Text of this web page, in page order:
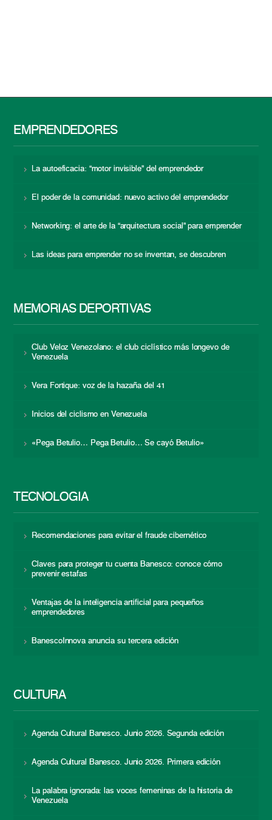
EMPRENDEDORES
La autoeficacia: “motor invisible” del emprendedor
El poder de la comunidad: nuevo activo del emprendedor
Networking: el arte de la “arquitectura social” para emprender
Las ideas para emprender no se inventan, se descubren
MEMORIAS DEPORTIVAS
Club Veloz Venezolano: el club ciclístico más longevo de
Venezuela
Vera Fortique: voz de la hazaña del 41
Inicios del ciclismo en Venezuela
«Pega Betulio… Pega Betulio… Se cayó Betulio»
TECNOLOGÍA
Recomendaciones para evitar el fraude cibernético
Claves para proteger tu cuenta Banesco: conoce cómo
prevenir estafas
Ventajas de la inteligencia artificial para pequeños
emprendedores
BanescoInnova anuncia su tercera edición
CULTURA
Agenda Cultural Banesco. Junio 2026. Segunda edición
Agenda Cultural Banesco. Junio 2026. Primera edición
La palabra ignorada: las voces femeninas de la historia de
Venezuela